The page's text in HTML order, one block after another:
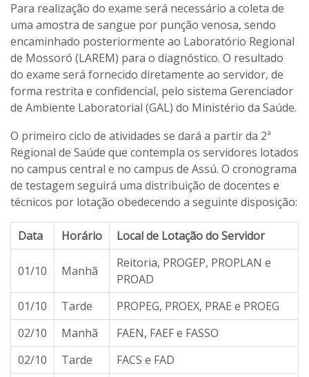
Para realização do exame será necessário a coleta de
uma amostra de sangue por punção venosa, sendo
encaminhado posteriormente ao Laboratório Regional
de Mossoró (LAREM) para o diagnóstico. O resultado
do exame será fornecido diretamente ao servidor, de
forma restrita e confidencial, pelo sistema Gerenciador
de Ambiente Laboratorial (GAL) do Ministério da Saúde.
O primeiro ciclo de atividades se dará a partir da 2ª
Regional de Saúde que contempla os servidores lotados
no campus central e no campus de Assú. O cronograma
de testagem seguirá uma distribuição de docentes e
técnicos por lotação obedecendo a seguinte disposição:
Data Horário Local de Lotação do Servidor
01/10 Manhã
Reitoria, PROGEP, PROPLAN e
PROAD
01/10
Tarde
PROPEG, PROEX, PRAE e PROEG
02/10
Manhã
FAEN, FAEF e FASSO
02/10
Tarde
FACS e FAD